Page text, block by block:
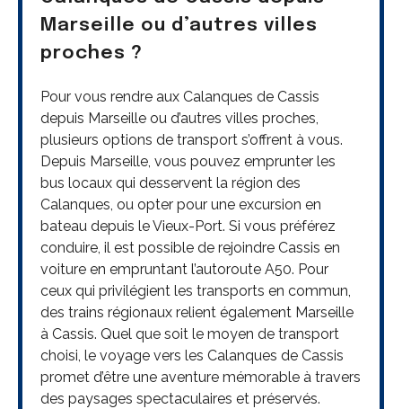
Marseille ou d’autres villes
proches ?
Pour vous rendre aux Calanques de Cassis
depuis Marseille ou d’autres villes proches,
plusieurs options de transport s’offrent à vous.
Depuis Marseille, vous pouvez emprunter les
bus locaux qui desservent la région des
Calanques, ou opter pour une excursion en
bateau depuis le Vieux-Port. Si vous préférez
conduire, il est possible de rejoindre Cassis en
voiture en empruntant l’autoroute A50. Pour
ceux qui privilégient les transports en commun,
des trains régionaux relient également Marseille
à Cassis. Quel que soit le moyen de transport
choisi, le voyage vers les Calanques de Cassis
promet d’être une aventure mémorable à travers
des paysages spectaculaires et préservés.